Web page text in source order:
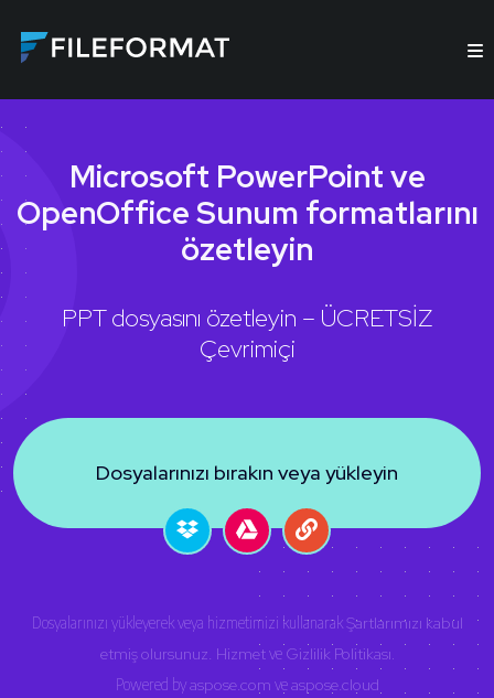
Microsoft PowerPoint ve
OpenOffice Sunum formatlarını
özetleyin
PPT dosyasını özetleyin – ÜCRETSİZ
Çevrimiçi
Dosyalarınızı bırakın veya yükleyin
Dosyalarınızı yükleyerek veya hizmetimizi kullanarakŞartlarımızı kabul
etmiş olursunuz. Hizmetve Gizlilik Politikası
Powered byaspose.com veaspose.cloud